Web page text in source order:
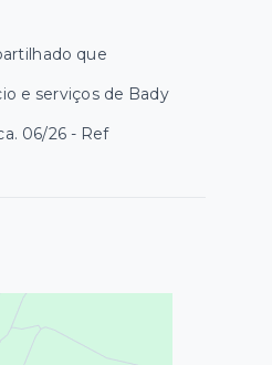
que
e serviços de Bady
06/26 - Ref